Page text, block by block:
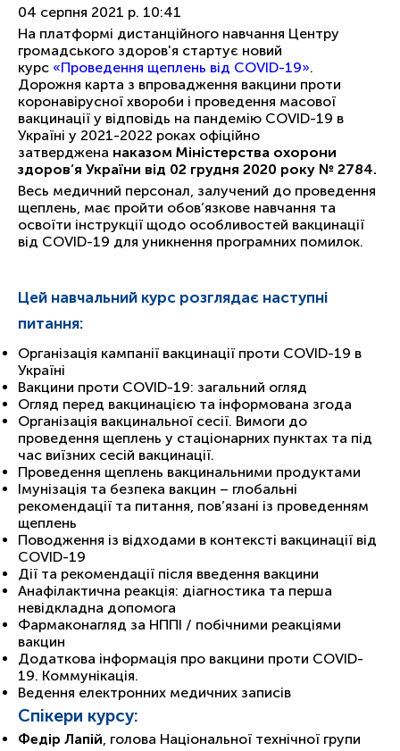
04 серпня 2021 р. 10:41
На платформі дистанційного навчання Центру
громадського здоров'я стартує новий
курс «Проведення щеплень від COVID-19».
Дорожня карта з впровадження вакцини проти
коронавірусної хвороби і проведення масової
вакцинації у відповідь на пандемію COVID-19 в
Україні у 2021-2022 роках офіційно
затверджена наказом Міністерства охорони
здоров’я України від 02 грудня 2020 року № 2784.
Весь медичний персонал, залучений до проведення
щеплень, має пройти обов’язкове навчання та
освоїти інструкції щодо особливостей вакцинації
від COVID-19 для уникнення програмних помилок.
Цей навчальний курс розглядає наступні
питання:
Організація кампанії вакцинації проти COVID-19 в
Україні
Вакцини проти COVID-19: загальний огляд
Огляд перед вакцинацією та інформована згода
Організація вакцинальної сесії. Вимоги до
проведення щеплень у стаціонарних пунктах та під
час виїзних сесій вакцинації.
Проведення щеплень вакцинальними продуктами
Імунізація та безпека вакцин – глобальні
рекомендації та питання, пов’язані із проведенням
щеплень
Поводження із відходами в контексті вакцинації від
COVID-19
Дії та рекомендації після введення вакцини
Анафілактична реакція: діагностика та перша
невідкладна допомога
Фармаконагляд за НППІ / побічними реакціями
вакцин
Додаткова інформація про вакцини проти COVID-
19. Коммунікація.
Ведення електронних медичних записів
Спікери курсу:
Федір Лапій , голова Національної технічної групи